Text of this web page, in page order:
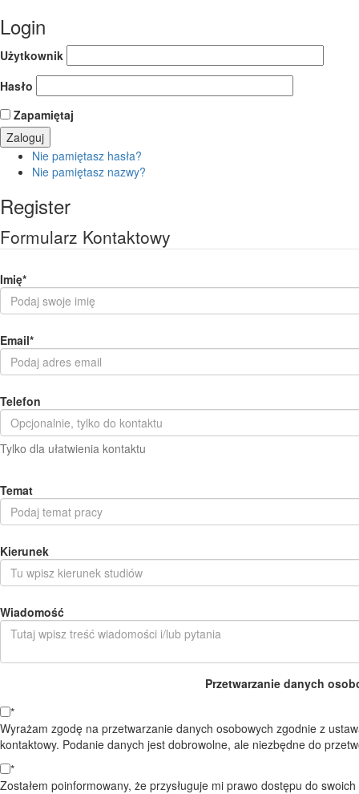
Login
Użytkownik
Hasło
Zapamiętaj
Nie pamiętasz hasła?
Nie pamiętasz nazwy?
Register
Formularz Kontaktowy
Imię*
Email*
Telefon
Tylko dla ułatwienia kontaktu
Temat
Kierunek
Wiadomość
Przetwarzanie danych
*
Wyrażam zgodę na przetwarzanie danych osobowych zgodnie z
kontaktowy. Podanie danych jest dobrowolne, ale niezbędne do
*
Zostałem poinformowany, że przysługuje mi prawo dostępu do